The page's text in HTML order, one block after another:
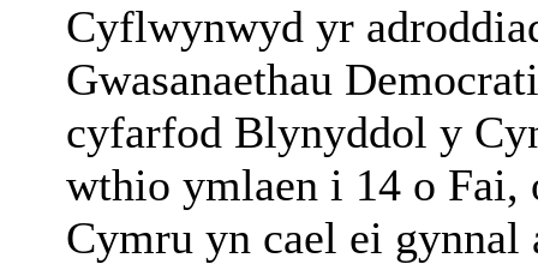
Cyflwynwyd yr
Gwasanaethau
cyfarfod Blynyddol y
wthio ymlaen i 14 o Fai,
Cymru yn cael ei gynnal